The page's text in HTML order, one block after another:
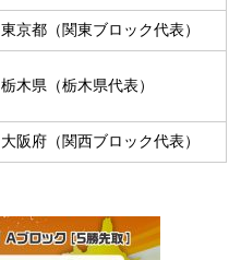
東京都（関東ブロック代表）
栃木県（栃木県代表）
大阪府（関西ブロック代表）